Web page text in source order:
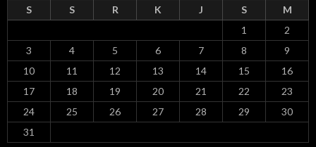
S S R K J S
M
1
2
3
4 5 6 7 8
9
10
11 12 13 14 15
16
17
18 19 20 21 22
23
24
25 26 27 28 29
30
31